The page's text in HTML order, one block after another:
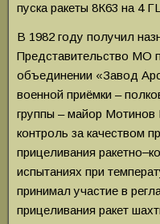
пуска ракеты 8К63 на 4
В 1982 году получил
Представительство МО
объединении «Завод
военной приёмки –
группы – майор
контроль за качеством
прицеливания
испытаниях при
принимал участие в
прицеливания ракет